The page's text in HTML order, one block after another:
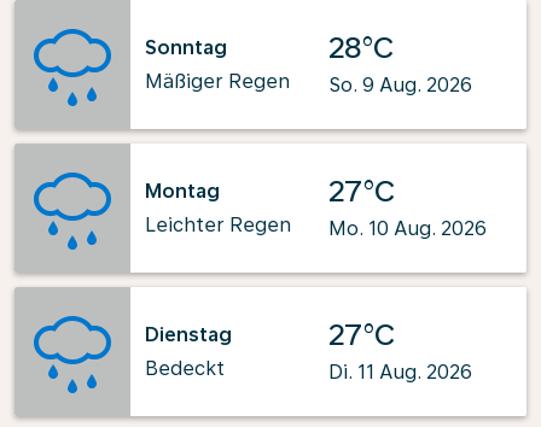
Sonntag
Mäßiger Regen
28°C
So. 9 Aug. 2026
Montag
Leichter Regen
27°C
Mo. 10 Aug. 2026
Dienstag
Bedeckt
27°C
Di. 11 Aug. 2026